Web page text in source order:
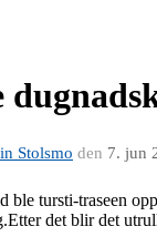
Stolsmo den 7. jun
ble tursti-traseen
det blir det